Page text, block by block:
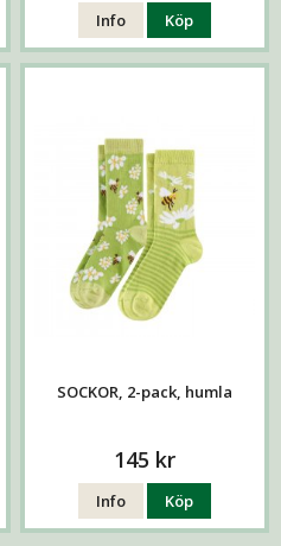
Info Köp
SOCKOR, 2-pack, humla
145 kr
Info Köp